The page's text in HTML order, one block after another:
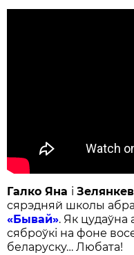
Галко Яна і
сярэдняй школы
«Бывай». Як цудаўна
сяброўкі на фоне
беларуску… Любата!